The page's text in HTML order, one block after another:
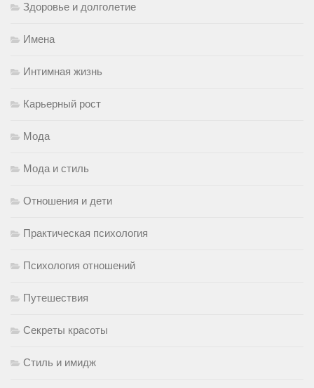
Здоровье и долголетие
Имена
Интимная жизнь
Карьерный рост
Мода
Мода и стиль
Отношения и дети
Практическая психология
Психология отношений
Путешествия
Секреты красоты
Стиль и имидж